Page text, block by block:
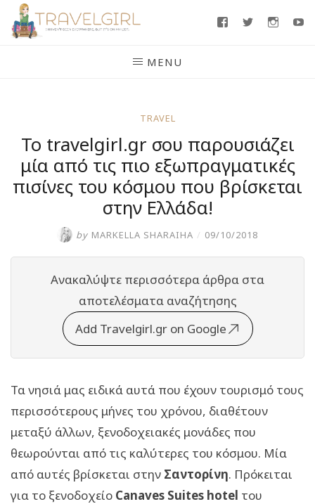
Skip
FacebookTwitter
MENU
TRAVEL
Το travelgirl.gr σου παρουσιάζει
μία από τις πιο εξωπραγματικές
πισίνες του κόσμου που βρίσκεται
στην Ελλάδα!
by MARKELLA SHARAIHA / 09/10/2018
Ανακαλύψτε περισσότερα άρθρα στα
αποτελέσματα αναζήτησης
Add Travelgirl.gr on Google
Τα νησιά μας ειδικά αυτά που έχουν τουρισμό τους
περισσότερους μήνες του χρόνου, διαθέτουν
μεταξύ άλλων, ξενοδοχειακές μονάδες που
θεωρούνται από τις καλύτερες του κόσμου. Μία
από αυτές βρίσκεται στην Σαντορίνη. Πρόκειται
για το ξενοδοχείο Canaves Suites hotel του